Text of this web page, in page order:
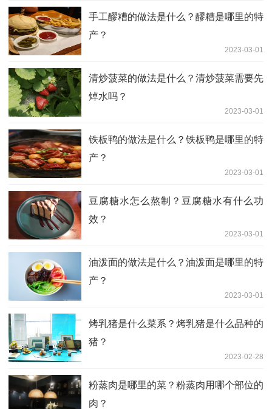
手工醪糟的做法是什么？醪糟是哪里的特
产？
2023-03-01
清炒菠菜的做法是什么？清炒菠菜需要先
焯水吗？
2023-03-01
铁板鸭的做法是什么？铁板鸭是哪里的特
产？
2023-03-01
豆腐糖水怎么熬制？豆腐糖水有什么功
效？
2023-03-01
油泼面的做法是什么？油泼面是哪里的特
产？
2023-03-01
烤乳猪是什么菜系？烤乳猪是什么品种的
猪？
2023-02-28
粉蒸肉是哪里的菜？粉蒸肉用哪个部位的
肉？